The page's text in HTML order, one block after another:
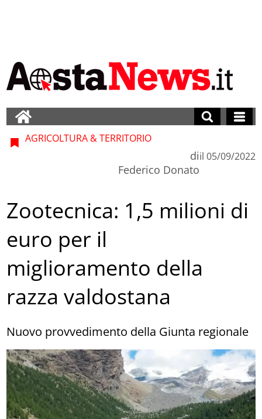
AGRICOLTURA & TERRITORIO
di
Federico Donato
il 05/09/2022
Zootecnica: 1,5 milioni di
euro per il
miglioramento della
razza valdostana
Nuovo provvedimento della Giunta regionale